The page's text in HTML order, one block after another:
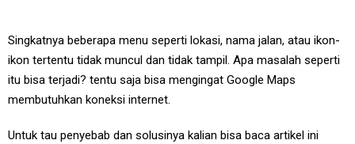
Singkatnya beberapa menu seperti lokasi, nama jalan, atau ikon-
ikon tertentu tidak muncul dan tidak tampil. Apa masalah seperti
itu bisa terjadi? tentu saja bisa mengingat Google Maps
membutuhkan koneksi internet.
Untuk tau penyebab dan solusinya kalian bisa baca artikel ini